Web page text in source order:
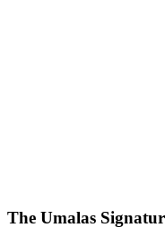
The Umalas